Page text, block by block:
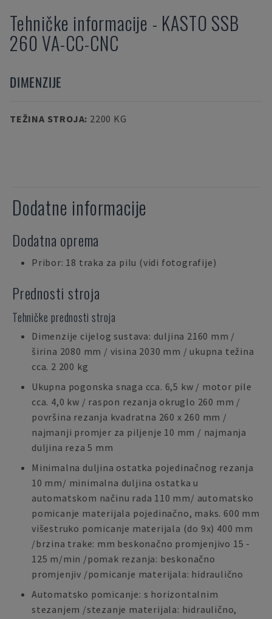
Tehničke informacije - KASTO SSB
260 VA-CC-CNC
DIMENZIJE
TEŽINA STROJA: 2200 KG
Dodatne informacije
Dodatna oprema
Pribor: 18 traka za pilu (vidi fotografije)
Prednosti stroja
Tehničke prednosti stroja
Dimenzije cijelog sustava: duljina 2160 mm /
širina 2080 mm / visina 2030 mm / ukupna težina
cca. 2 200 kg
Ukupna pogonska snaga cca. 6,5 kw / motor pile
cca. 4,0 kw / raspon rezanja okruglo 260 mm /
površina rezanja kvadratna 260 x 260 mm /
najmanji promjer za piljenje 10 mm / najmanja
duljina reza 5 mm
Minimalna duljina ostatka pojedinačnog rezanja
10 mm/ minimalna duljina ostatka u
automatskom načinu rada 110 mm/ automatsko
pomicanje materijala pojedinačno, maks. 600 mm
višestruko pomicanje materijala (do 9x) 400 mm
/brzina trake: mm beskonačno promjenjivo 15 -
125 m/min /pomak rezanja: beskonačno
promjenjiv /pomicanje materijala: hidraulično
Automatsko pomicanje: s horizontalnim
stezanjem /stezanje materijala: hidraulično,